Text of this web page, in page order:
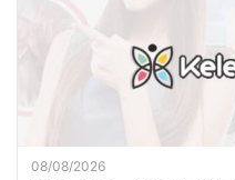
08/08/2026